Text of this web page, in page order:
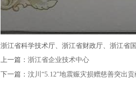
浙江省科学技术厅、浙江省财政厅、浙江省
上一篇： 浙江省企业技术中心
下一篇： 汶川“5.12”地震赈灾损赠慈善突出